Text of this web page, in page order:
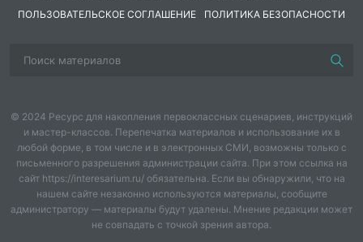
ПОЛЬЗОВАТЕЛЬСКОЕ СОГЛАШЕНИЕ
ПОЛИТИКА БЕЗОПАСНОСТИ
© 2024 Ресурс для накопления первоклассных сценариев, инструкций
и мастер-классов. Перепечатка материалов и использование их в
любой форме, в том числе и в электронных СМИ, возможны только с
письменного разрешения администрации сайта. При этом ссылка на
сайт https://interesarium.ru/ обязательна. Если вы обнаружили, что на
нашем сайте незаконно используются материалы, сообщите
администратору — материалы будут удалены. Мнение редакции может
не совпадать с точкой зрения автора.